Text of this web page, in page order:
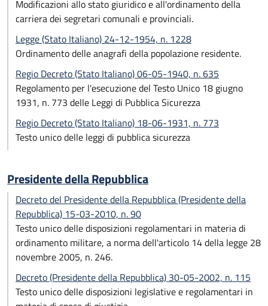
Modificazioni allo stato giuridico e all'ordinamento della
carriera dei segretari comunali e provinciali.
Legge (Stato Italiano) 24-12-1954, n. 1228
Ordinamento delle anagrafi della popolazione residente.
Regio Decreto (Stato Italiano) 06-05-1940, n. 635
Regolamento per l'esecuzione del Testo Unico 18 giugno
1931, n. 773 delle Leggi di Pubblica Sicurezza
Regio Decreto (Stato Italiano) 18-06-1931, n. 773
Testo unico delle leggi di pubblica sicurezza
Presidente della Repubblica
Decreto del Presidente della Repubblica (Presidente della
Repubblica) 15-03-2010, n. 90
Testo unico delle disposizioni regolamentari in materia di
ordinamento militare, a norma dell'articolo 14 della legge 28
novembre 2005, n. 246.
Decreto (Presidente della Repubblica) 30-05-2002, n. 115
Testo unico delle disposizioni legislative e regolamentari in